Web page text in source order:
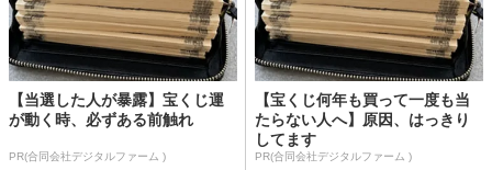
【当選した人が暴露】宝くじ運
が動く時、必ずある前触れ
PR(合同会社デジタルファーム )
【宝くじ何年も買って一度も当
たらない人へ】原因、はっきり
してます
PR(合同会社デジタルファーム )